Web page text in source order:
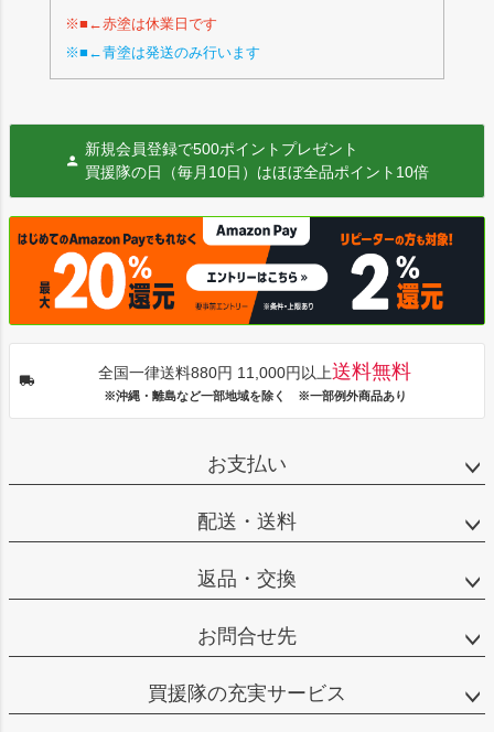
※■←赤塗は休業日です
※■←青塗は発送のみ行います
新規会員登録で500ポイントプレゼント
買援隊の日（毎月10日）はほぼ全品ポイント10倍
全国一律送料880円 11,000円以上送料無料
※沖縄・離島など一部地域を除く ※一部例外商品あり
お支払い
配送・送料
返品・交換
お問合せ先
買援隊の充実サービス